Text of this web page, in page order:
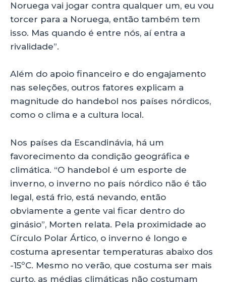
Noruega vai jogar contra qualquer um, eu vou
torcer para a Noruega, então também tem
isso. Mas quando é entre nós, aí entra a
rivalidade”.
Além do apoio financeiro e do engajamento
nas seleções, outros fatores explicam a
magnitude do handebol nos países nórdicos,
como o clima e a cultura local.
Nos países da Escandinávia, há um
favorecimento da condição geográfica e
climática. “O handebol é um esporte de
inverno, o inverno no país nórdico não é tão
legal, está frio, está nevando, então
obviamente a gente vai ficar dentro do
ginásio”, Morten relata. Pela proximidade ao
Círculo Polar Ártico, o inverno é longo e
costuma apresentar temperaturas abaixo dos
-15ºC. Mesmo no verão, que costuma ser mais
curto, as médias climáticas não costumam